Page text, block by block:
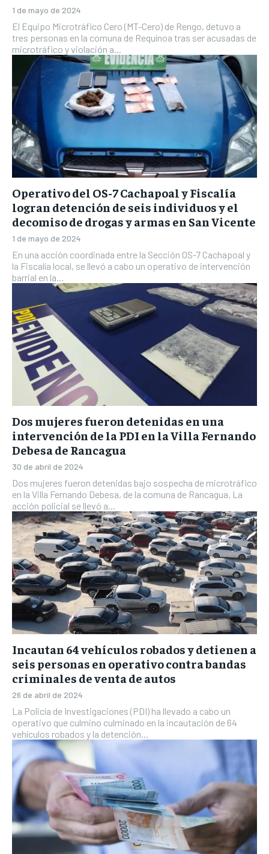
1 de mayo de 2024
El Equipo Microtráfico Cero (MT-Cero) de Rengo, detuvo a
tres personas en la comuna de Requínoa tras ser acusadas de
microtráfico y violación a...
Operativo del OS-7 Cachapoal y Fiscalía
logran detención de seis individuos y el
decomiso de drogas y armas en San Vicente
1 de mayo de 2024
En una acción coordinada entre la Sección OS-7 Cachapoal y
la Fiscalía local, se llevó a cabo un operativo de intervención
barrial en la...
Dos mujeres fueron detenidas en una
intervención de la PDI en la Villa Fernando
Debesa de Rancagua
30 de abril de 2024
Dos mujeres fueron detenidas bajo sospecha de microtráfico
en la Villa Fernando Debesa, de la comuna de Rancagua. La
acción policial se llevó a...
Incautan 64 vehículos robados y detienen a
seis personas en operativo contra bandas
criminales de venta de autos
26 de abril de 2024
La Policía de Investigaciones (PDI) ha llevado a cabo un
operativo que culmino culminado en la incautación de 64
vehículos robados y la detención...